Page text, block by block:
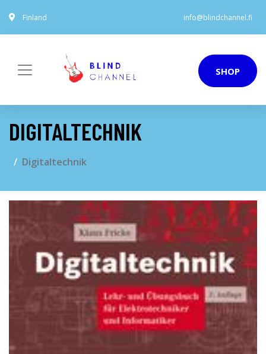
Finland info@blindchannel.fi
SHOP
DIGITALTECHNIK
Digitaltechnik